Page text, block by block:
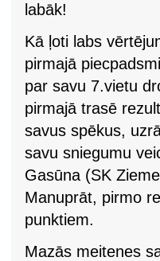
labāk!
Kā ļoti labs
pirmajā
par savu 7.vietu
pirmajā trasē
savus spēkus,
savu sniegumu
Gasūna (SK
Manuprāt, pirmo
punktiem.
Mazās meitenes